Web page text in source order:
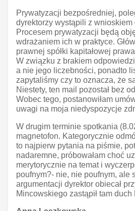
Prywatyzacji bezpośredniej,
dyrektorzy wystąpili z wnioskiem
Procesem prywatyzacji będą
wdrażaniem ich w praktyce.
prawnej spółki kapitałowej
W związku z brakiem
a nie jego liczebności, ponadto
zapytaliśmy czy to oznacza, że
Niestety, ten mail pozostał bez
Wobec tego, postanowiłam
uwagi na moja niedyspozycje
W drugim terminie spotkania
magnetofon. Kategorycznie
to najpierw pytania na piśmie,
nadaremne, próbowałam choć
merytorycznie na temat i
poufnym?- nie, nie poufnym, ale
argumentacji dyrektor obiecał
Mincowskiego zastąpił tam